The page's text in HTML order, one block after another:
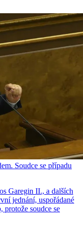
Soudce se případu
Garegin II., a dalších
jednání, uspořádané
protože soudce se